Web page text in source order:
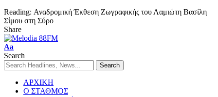
Reading: Αναδρομική Έκθεση Ζωγραφικής του Λαμιώτη Βασίλη
Σίμου στη Σύρο
Share
Aa
Search
ΑΡΧΙΚΗ
Ο ΣΤΑΘΜΟΣ